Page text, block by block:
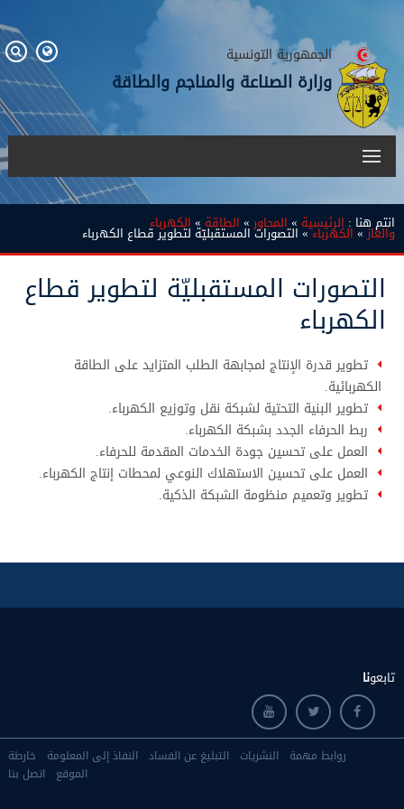
الجمهورية التونسية
وزارة الصناعة والمناجم والطاقة
انتم هنا :الرئيسية »المحاور» الطاقة » الكهرباء والغاز»الكهرباء» التصورات المستقبليّة لتطوير قطاع الكهرباء
التصورات المستقبليّة لتطوير قطاع
الكهرباء
تطوير قدرة الإنتاج لمجابهة الطلب المتزايد على الطاقة
الكهربائية.
تطوير البنية التحتية لشبكة نقل وتوزيع الكهرباء.
ربط الحرفاء الجدد بشبكة الكهرباء.
العمل على تحسين جودة الخدمات المقدمة للحرفاء.
العمل على تحسين الاستهلاك النوعي لمحطات إنتاج الكهرباء.
تطوير وتعميم منظومة الشبكة الذكية.
تابعونا
روابط مهمة النشريات التبليغ عن الفساد النفاذ إلى المعلومة
خارطة
الموقع اتصل بنا